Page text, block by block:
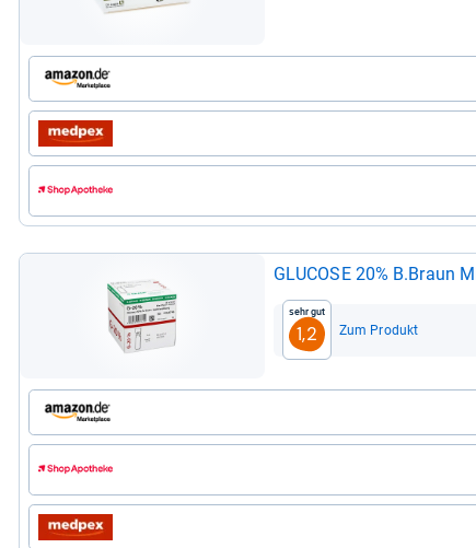
GLU­COSE 20% B.Braun
Sehr gut
1,2 Zum Produkt